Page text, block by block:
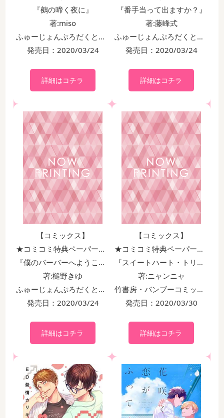
『鵺の啼く夜に』
著:miso
ふゅーじょんぷろだくと・ザオメガバースプロジェクトコミックス
発売日：2020/03/24
詳細はコチラ
『番手当って出ますか？』
著:藤峰式
ふゅーじょんぷろだくと・ザオメガバースプロジェクトコミックス
発売日：2020/03/24
詳細はコチラ
【コミックス】
★コミコミ特典ペーパー付！！
『僕のバーバーへようこそ』
著:槌野きゆ
ふゅーじょんぷろだくと・BABYコミックス
発売日：2020/03/24
詳細はコチラ
【コミックス】
★コミコミ特典ペーパー付！！
『スイートハート・トリガー（2）』
著:ニャンニャ
竹書房・バンブーコミックス moment
発売日：2020/03/30
詳細はコチラ